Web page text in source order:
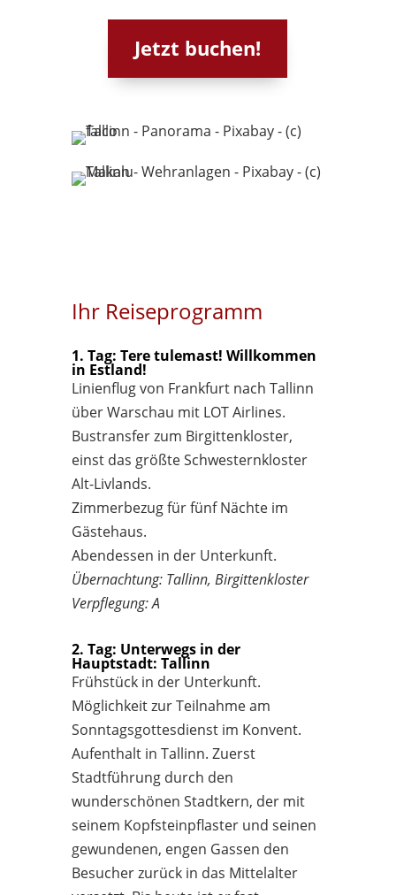
Jetzt buchen!
Ihr Reiseprogramm
1. Tag: Tere tulemast! Willkommen
in Estland!
Linienflug von Frankfurt nach Tallinn
über Warschau mit LOT Airlines.
Bustransfer zum Birgittenkloster,
einst das größte Schwesternkloster
Alt-Livlands.
Zimmerbezug für fünf Nächte im
Gästehaus.
Abendessen in der Unterkunft.
Übernachtung: Tallinn, Birgittenkloster
Verpflegung: A
2. Tag: Unterwegs in der
Hauptstadt: Tallinn
Frühstück in der Unterkunft.
Möglichkeit zur Teilnahme am
Sonntagsgottesdienst im Konvent.
Aufenthalt in Tallinn. Zuerst
Stadtführung durch den
wunderschönen Stadtkern, der mit
seinem Kopfsteinpflaster und seinen
gewundenen, engen Gassen den
Besucher zurück in das Mittelalter